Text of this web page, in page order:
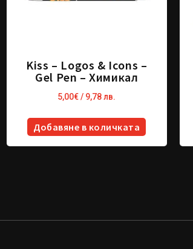
Kiss – Logos & Icons –
Gel Pen – Химикал
5,00€/ 9,78 лв.
Добавяне в количката